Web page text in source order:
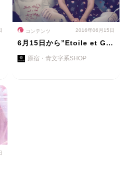
コンテンツ 2016年06月15日
6月15日から”Etoile et G…
原宿・青文字系SHOP